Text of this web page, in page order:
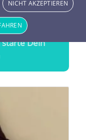
Dein
NICHT AKZEPTIEREN